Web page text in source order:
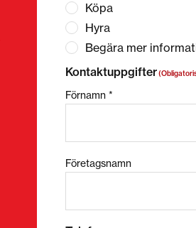
Köpa
Hyra
Begära mer
Kontaktuppgifter
Förnamn *
Företagsnamn